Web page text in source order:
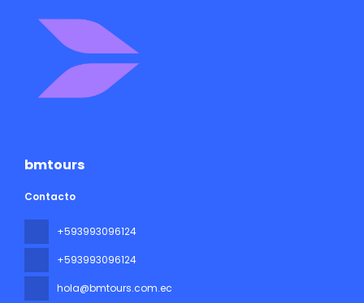
bmtours
Contacto
+593993096124
+593993096124
hola@bmtours.com.ec